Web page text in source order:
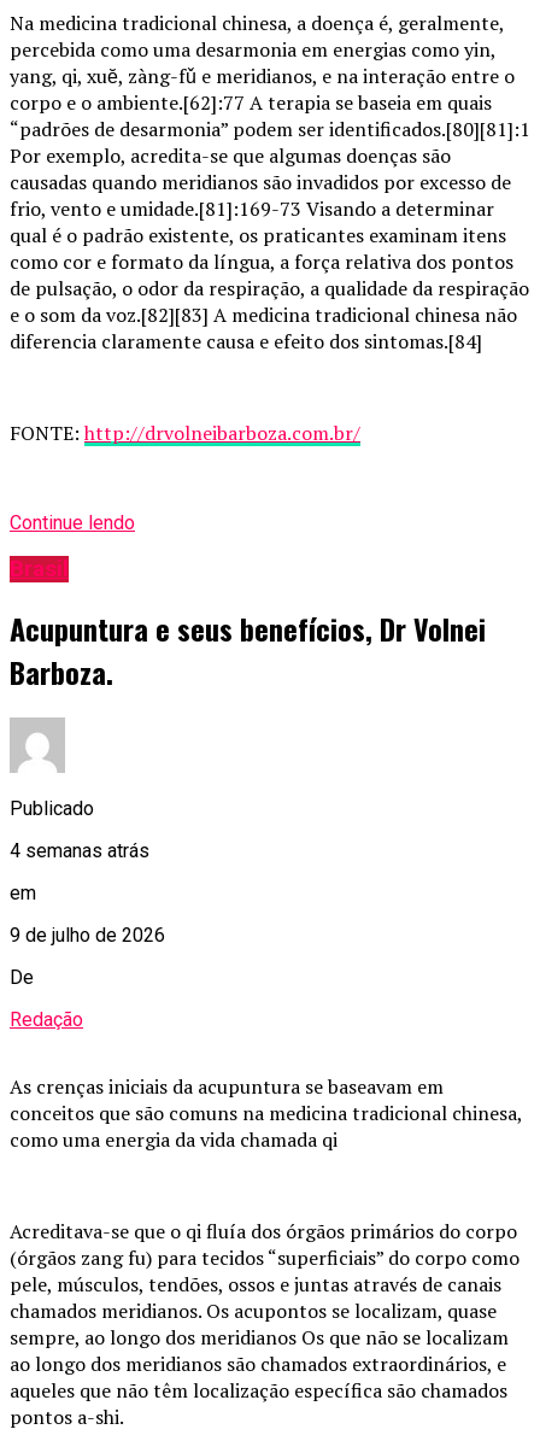
Na medicina tradicional chinesa, a doença é, geralmente,
percebida como uma desarmonia em energias como yin,
yang, qi, xuĕ, zàng-fǔ e meridianos, e na interação entre o
corpo e o ambiente.[62]:77 A terapia se baseia em quais
“padrões de desarmonia” podem ser identificados.[80][81]:1
Por exemplo, acredita-se que algumas doenças são
causadas quando meridianos são invadidos por excesso de
frio, vento e umidade.[81]:169-73 Visando a determinar
qual é o padrão existente, os praticantes examinam itens
como cor e formato da língua, a força relativa dos pontos
de pulsação, o odor da respiração, a qualidade da respiração
e o som da voz.[82][83] A medicina tradicional chinesa não
diferencia claramente causa e efeito dos sintomas.[84]
FONTE:http://drvolneibarboza.com.br/
Continue lendo
Brasil
Acupuntura e seus benefícios, Dr Volnei
Barboza.
Publicado
4 semanas atrás
em
9 de julho de 2026
De
Redação
As crenças iniciais da acupuntura se baseavam em
conceitos que são comuns na medicina tradicional chinesa,
como uma energia da vida chamada qi
Acreditava-se que o qi fluía dos órgãos primários do corpo
(órgãos zang fu) para tecidos “superficiais” do corpo como
pele, músculos, tendões, ossos e juntas através de canais
chamados meridianos. Os acupontos se localizam, quase
sempre, ao longo dos meridianos Os que não se localizam
ao longo dos meridianos são chamados extraordinários, e
aqueles que não têm localização específica são chamados
pontos a-shi.